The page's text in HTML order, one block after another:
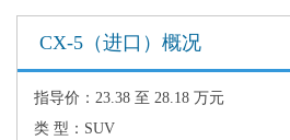
CX-5（进口）概况
指导价：23.38 至 28.18 万元
类 型：SUV